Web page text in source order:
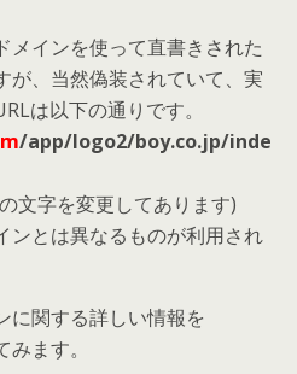
メインを使って直書きされた
が、当然偽装されていて、実
は以下の通りです。
/app/logo2/boy.co.jp/inde
文字を変更してあります)
ンとは異なるものが利用され
に関する詳しい情報を
ます。